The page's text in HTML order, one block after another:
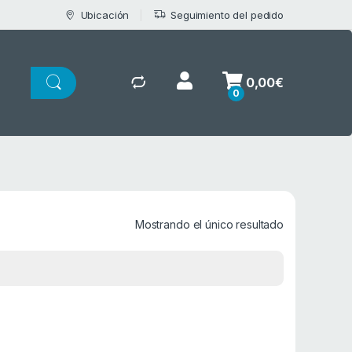
Ubicación Seguimiento del pedido
0
0,00€
Mostrando el único resultado